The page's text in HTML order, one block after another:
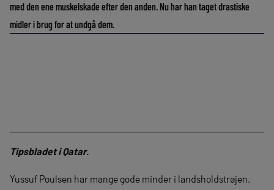
med den ene muskelskade efter den anden. Nu har han taget drastiske
midler i brug for at undgå dem.
Tipsbladet i Qatar.
Yussuf Poulsen har mange gode minder i landsholdstrøjen.